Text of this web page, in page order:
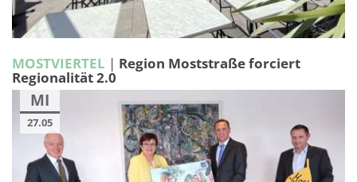
MOSTVIERTEL | Region Moststraße forciert
Regionalität 2.0
MI
27.05